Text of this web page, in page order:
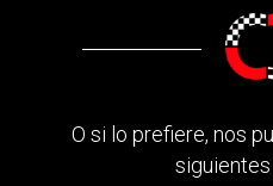
O si lo prefiere, nos